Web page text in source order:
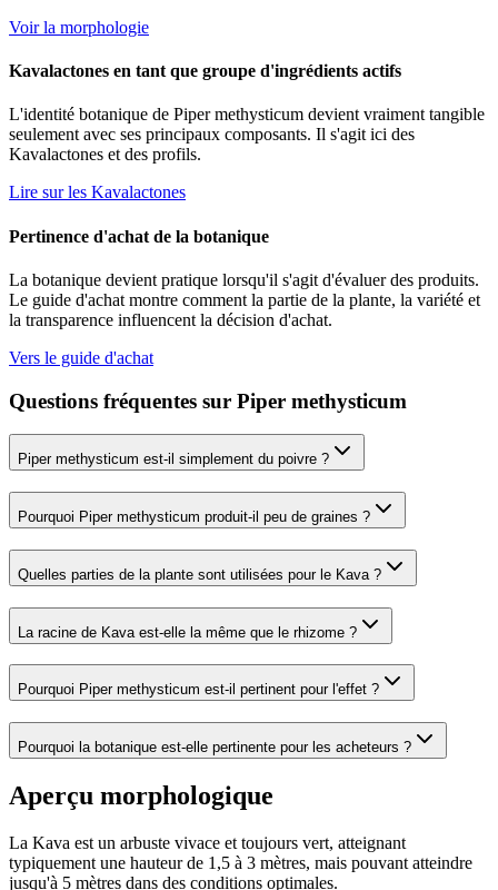
Voir la morphologie
Kavalactones en tant que groupe d'ingrédients actifs
L'identité botanique de Piper methysticum devient vraiment tangible
seulement avec ses principaux composants. Il s'agit ici des
Kavalactones et des profils.
Lire sur les Kavalactones
Pertinence d'achat de la botanique
La botanique devient pratique lorsqu'il s'agit d'évaluer des produits.
Le guide d'achat montre comment la partie de la plante, la variété et
la transparence influencent la décision d'achat.
Vers le guide d'achat
Questions fréquentes sur Piper methysticum
Piper methysticum est-il simplement du poivre ?
Pourquoi Piper methysticum produit-il peu de graines ?
Quelles parties de la plante sont utilisées pour le Kava ?
La racine de Kava est-elle la même que le rhizome ?
Pourquoi Piper methysticum est-il pertinent pour l'effet ?
Pourquoi la botanique est-elle pertinente pour les acheteurs ?
Aperçu morphologique
La Kava est un arbuste vivace et toujours vert, atteignant
typiquement une hauteur de 1,5 à 3 mètres, mais pouvant atteindre
jusqu'à 5 mètres dans des conditions optimales.